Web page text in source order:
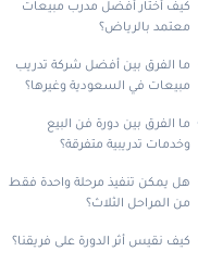
كيف أختار أفضل مدرب مبيعات
معتمد بالرياض؟
ما الفرق بين أفضل شركة تدريب
مبيعات في السعودية وغيرها؟
ما الفرق بين دورة فن البيع
وخدمات تدريبية متفرقة؟
هل يمكن تنفيذ مرحلة واحدة فقط
من المراحل الثلاث؟
كيف نقيس أثر الدورة على فريقنا؟